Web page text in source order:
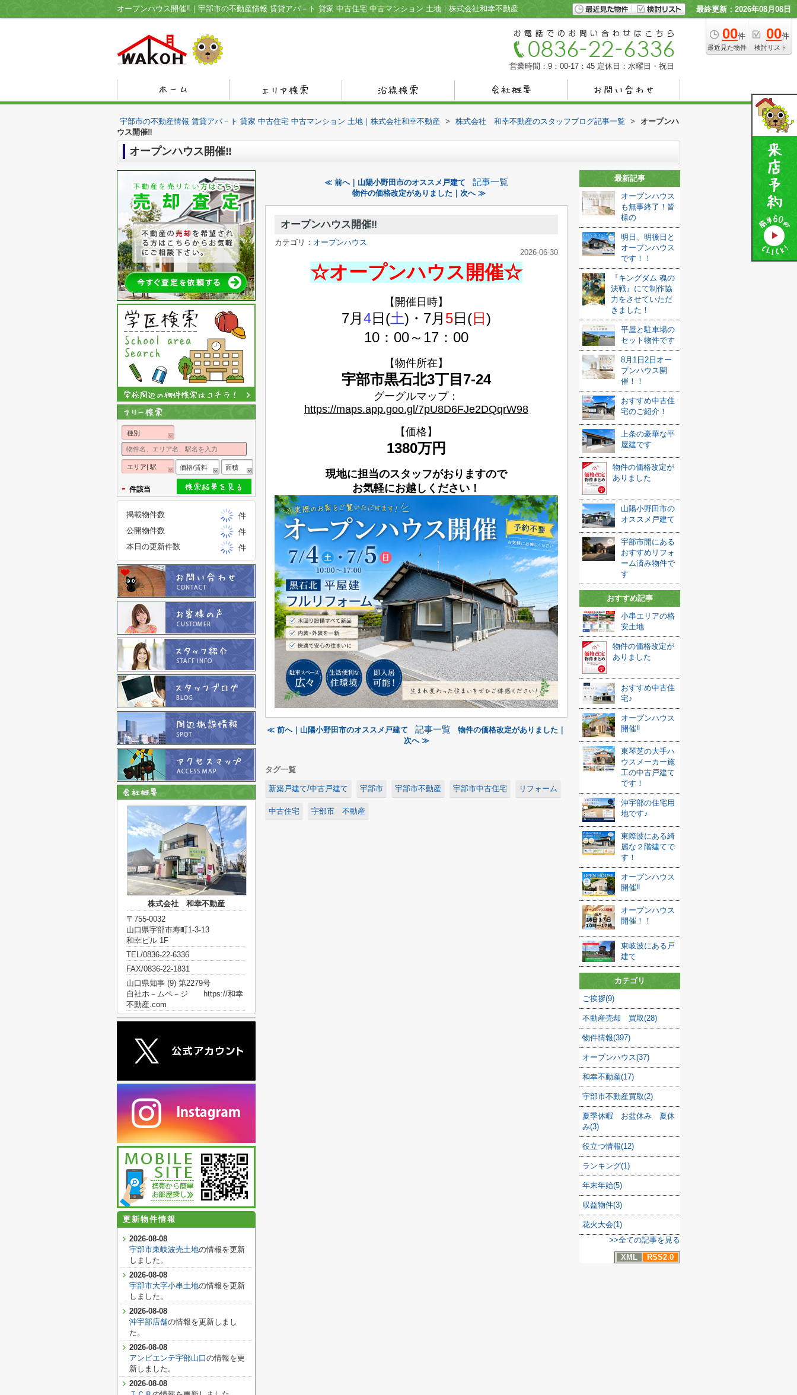
オープンハウス開催‼｜宇部市の不動産情報 賃貸アパ－ト 貸家 中古住宅 中古マンション 土地｜株式会社和幸不動産 最終更新：2026年08月08日
00件
最近見た物件
00件
検討リスト
営業時間：9：00-17：45 定休日：水曜日・祝日
宇部市の不動産情報 賃貸アパ－ト 貸家 中古住宅 中古マンション 土地｜株式会社和幸不動産 > 株式会社 和幸不動産のスタッフブログ記事一覧 >
オープンハ
ウス開催‼
オープンハウス開催‼
≪ 前へ｜山陽小野田市のオススメ戸建て 記事一覧
物件の価格改定がありました｜次へ ≫
オープンハウス開催‼
カテゴリ： オープンハウス
2026-06-30
☆オープンハウス開催☆
【開催日時】
7月 4日(土)・7月 5日(日 )
10：00～17：00
【物件所在】
宇部市黒石北3丁目7-24
グーグルマップ：
https://maps.app.goo.gl/7pU8D6FJe2DQqrW98
【価格】
1380万円
現地に担当のスタッフがおりますので
お気軽にお越しください！
≪ 前へ｜山陽小野田市のオススメ戸建て 記事一覧
物件の価格改定がありました｜
次へ ≫
タグ一覧
新築戸建て/中古戸建て 宇部市 宇部市不動産 宇部市中古住宅 リフォーム
中古住宅 宇部市 不動産
最新記事
オープンハウス
も無事終了！皆
様の
明日、明後日と
オープンハウス
です！！
『キングダム 魂の
決戦』にて制作協
力をさせていただ
きました！
平屋と駐車場の
セット物件です
8月1日2日オー
プンハウス開
催！！
おすすめ中古住
宅のご紹介！
上条の豪華な平
屋建です
物件の価格改定が
ありました
山陽小野田市の
オススメ戸建て
宇部市開にある
おすすめリフォ
ーム済み物件で
す
おすすめ記事
小串エリアの格
安土地
物件の価格改定が
ありました
おすすめ中古住
宅♪
オープンハウス
開催‼
東琴芝の大手ハ
ウスメーカー施
工の中古戸建て
です！
沖宇部の住宅用
地です♪
東際波にある綺
麗な２階建てで
す！
オープンハウス
開催‼
オープンハウス
開催！！
東岐波にある戸
建て
カテゴリ
ご挨拶(9)
不動産売却 買取(28)
物件情報(397)
オープンハウス(37)
和幸不動産(17)
宇部市不動産買取(2)
夏季休暇 お盆休み 夏休
み(3)
役立つ情報(12)
ランキング(1)
年末年始(5)
収益物件(3)
花火大会(1)
>>全ての記事を見る
XML
RSS2.0
種別
エリア| 駅 価格/賃料 面積
- 件該当
掲載物件数
件
公開物件数
件
本日の更新件数
件
株式会社 和幸不動産
〒755-0032
山口県宇部市寿町1-3-13
和幸ビル 1F
TEL/0836-22-6336
FAX/0836-22-1831
山口県知事 (9) 第2279号
自社ホ－ムペ－ジ https://和幸
不動産.com
更新物件情報
2026-08-08
宇部市東岐波売土地の情報を更新
しました。
2026-08-08
宇部市大字小串土地の情報を更新
しました。
2026-08-08
沖宇部店舗の情報を更新しまし
た。
2026-08-08
アンビエンテ宇部山口の情報を更
新しました。
2026-08-08